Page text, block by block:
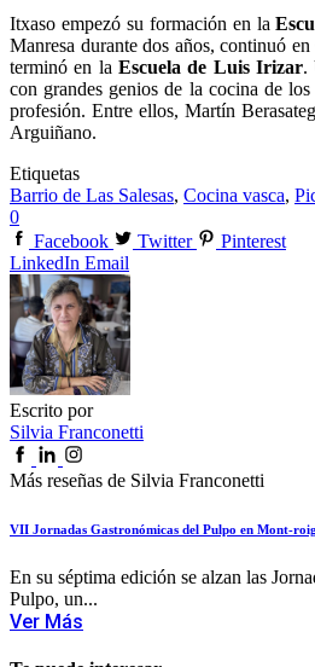
Itxaso empezó su formación en la
Manresa durante dos años, continuó en
terminó en la Escuela de Luis Irizar.
con grandes genios de la cocina de
profesión. Entre ellos, Martín
Arguiñano.
Etiquetas
Barrio de Las Salesas, Cocina vasca,
0
Facebook
Twitter
Pinterest
LinkedIn Email
Escrito por
Silvia Franconetti
Más reseñas de Silvia Franconetti
VII Jornadas Gastronómicas del Pulpo en Mont-
En su séptima edición se alzan las
Pulpo, un...
Ver Más